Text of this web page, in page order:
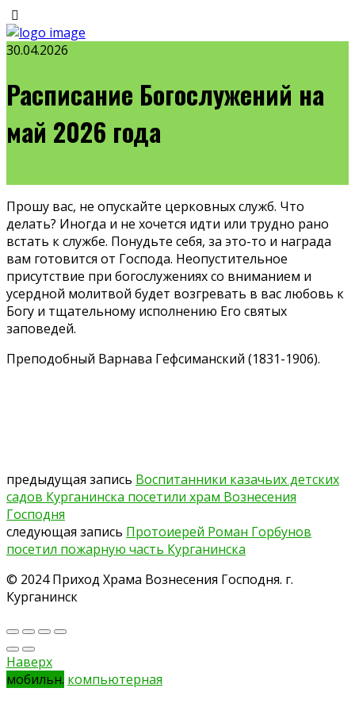
30.04.2026
Расписание Богослужений на
май 2026 года
Прошу вас, не опускайте церковных служб. Что
делать? Иногда и не хочется идти или трудно рано
встать к службе. Понудьте себя, за это-то и награда
вам готовится от Господа. Неопустительное
присутствие при богослужениях со вниманием и
усердной молитвой будет возгревать в вас любовь к
Богу и тщательному исполнению Его святых
заповедей.
Преподобный Варнава Гефсиманский (1831-1906).
предыдущая запись Воспитанники казачьих детских
садов Курганинска посетили храм Вознесения
Господня
следующая запись Протоиерей Роман Горбунов
посетил пожарную часть Курганинска
© 2024 Приход Храма Вознесения Господня. г.
Курганинск
Наверх
мобильн. компьютерная